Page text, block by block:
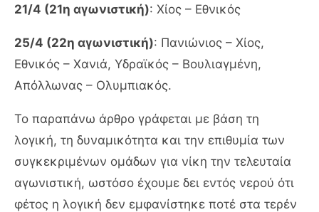
21/4 (21η αγωνιστική): Χίος – Εθνικός
25/4 (22η αγωνιστική): Πανιώνιος – Χίος,
Εθνικός – Χανιά, Υδραϊκός – Βουλιαγμένη,
Απόλλωνας – Ολυμπιακός.
Το παραπάνω άρθρο γράφεται με βάση τη
λογική, τη δυναμικότητα και την επιθυμία των
συγκεκριμένων ομάδων για νίκη την τελευταία
αγωνιστική, ωστόσο έχουμε δει εντός νερού ότι
φέτος η λογική δεν εμφανίστηκε ποτέ στα τερέν